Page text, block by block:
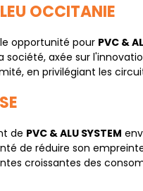
OCCITANIE
opportunité pour PVC &
axée sur
en privilégiant les
de PVC & ALU SYSTEM
de réduire son
croissantes des